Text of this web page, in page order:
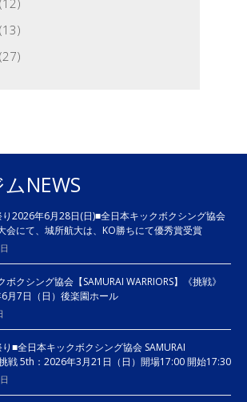
(13)
(27)
NEWS
り2026年6月28日(日)■全日本キックボクシング協会
会にて、城所航大は、KO勝ちにて優秀賞受賞
ボクシング協会【SAMURAI WARRIORS】《挑戦》
月7日（日）後楽園ホール
■全日本キックボクシング協会 SAMURAI
挑戦 5th：2026年3月21日（日）開場17:00 開始17:30